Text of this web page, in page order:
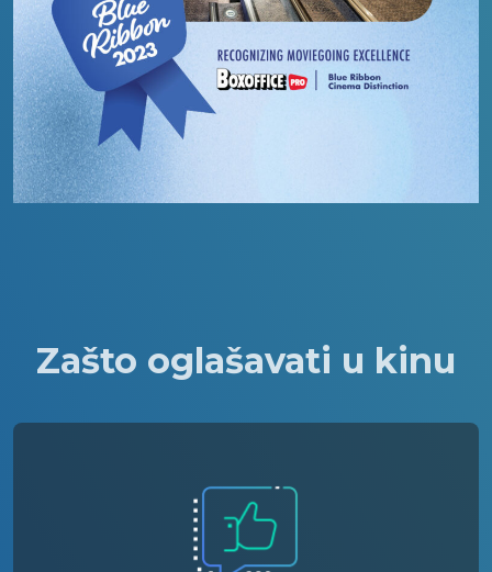
Zašto oglašavati u kinu